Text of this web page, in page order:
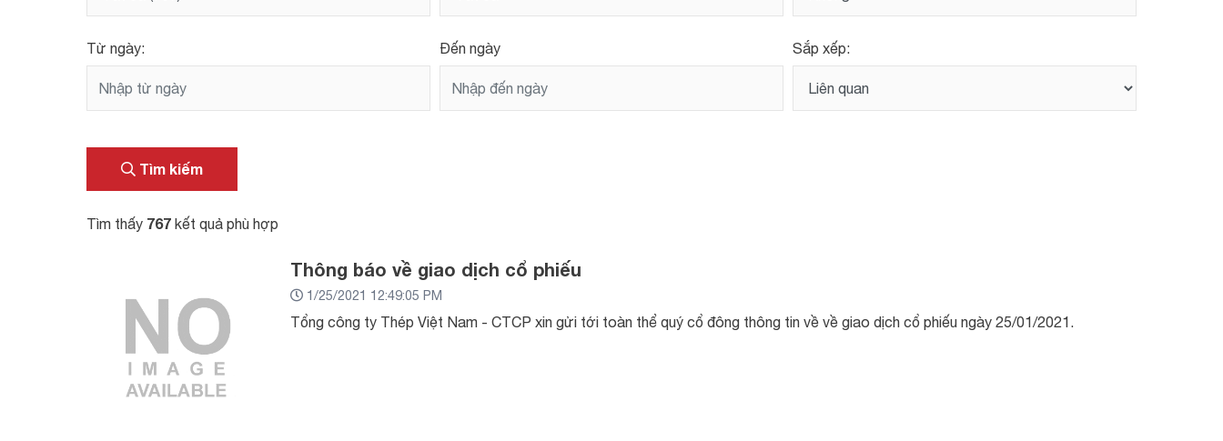
Từ ngày: Đến ngày Sắp xếp:
Tìm kiếm
Tìm thấy 767 kết quả phù hợp
Thông báo về giao dịch cổ phiếu
1/25/2021 12:49:05 PM
Tổng công ty Thép Việt Nam - CTCP xin gửi tới toàn thể quý cổ đông thông tin về về giao dịch cổ phiếu ngày 25/01/2021.